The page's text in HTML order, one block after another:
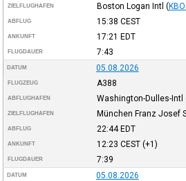
ZIELFLUGHAFEN Boston Logan Intl (
ABFLUG 15:38 CEST
ANKUNFT 17:21 EDT
FLUGDAUER 7:43
DATUM 05.08.2026
FLUGZEUG A388
ABFLUGHAFEN Washington-Dulles-Intl
ZIELFLUGHAFEN München Franz Josef
ABFLUG 22:44EDT
ANKUNFT 12:23 CEST(+1)
FLUGDAUER 7:39
DATUM 05.08.2026